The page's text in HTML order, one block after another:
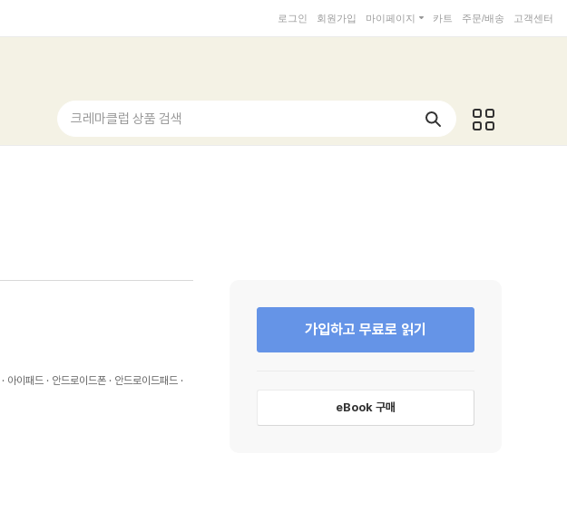
로그인 회원가입 마이페이지 카트 주문/배송 고객센터
크레마클럽 상품 검색
아이패드 안드로이드폰
안드로이드패드
가입하고 무료로 읽기
eBook 구매